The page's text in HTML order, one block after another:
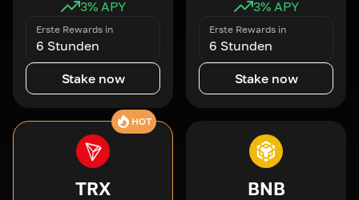
3% APY
Erste Rewards in
6 Stunden
Stake now
3% APY
Erste Rewards in
6 Stunden
Stake now
HOT
TRX BNB